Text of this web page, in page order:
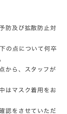
防及び拡散防止対
の点について何卒
から、スタッフが
はマスク着用をお
認をさせていただ